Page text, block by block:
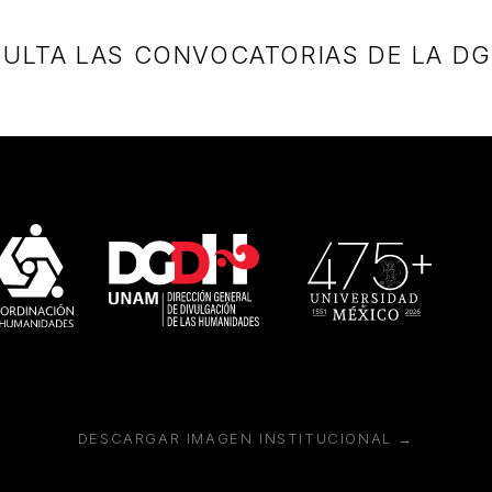
LAS CONVOCATORIAS DE LA
DESCARGAR IMAGEN INSTITUCIONAL →